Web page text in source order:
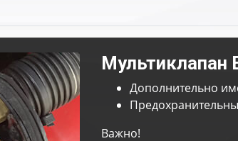
Мультиклапан
Дополнительно
Важно!